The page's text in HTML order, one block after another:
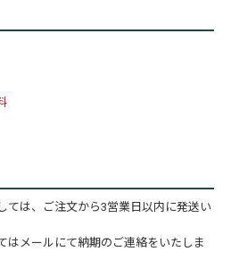
ては、ご注文から3営業日以内に発送い
はメールにて納期のご連絡をいたしま